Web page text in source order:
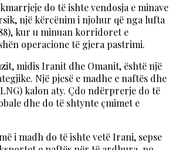
do të ishte vendosja e minave
një kërcënim i njohur që nga lufta
kur u minuan korridoret e
operacione të gjera pastrimi.
midis Iranit dhe Omanit, është një
Një pjesë e madhe e naftës dhe
kalon aty. Çdo ndërprerje do të
dhe do të shtynte çmimet e
i madh do të ishte vetë Irani, sepse